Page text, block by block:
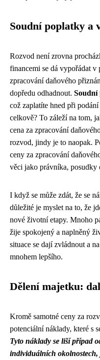
Soudní poplatky a
Rozvod není zrovna
financemi se dá vypořádat v
zpracování daňového
dopředu odhadnout. Soudní
což zaplatíte hned při
celkově? To záleží na tom,
cena za zpracování
rozvod, jindy je to naopak.
ceny za zpracování
věci jako právníka, posudky
I když se může zdát, že se
důležité je myslet na to, že
nové životní etapy. Mnoho
žije spokojený a naplněný
situace se dají zvládnout a
mnohem lepšího.
Dělení majetku:
Kromě samotné ceny za
potenciální náklady, které s
Tyto náklady se liší případ
individuálních okolnostech,